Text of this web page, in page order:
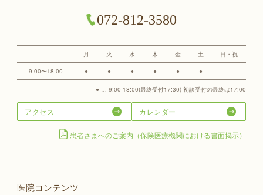
072-812-3580
月 火 水 木 金 土 日・祝
9:00〜18:00 ● ● ● ● ● ● -
● … 9:00-18:00(最終受付17:30) 初診受付の最終は17:00
アクセス カレンダー
患者さまへのご案内（保険医療機関における書面掲示）
医院コンテンツ